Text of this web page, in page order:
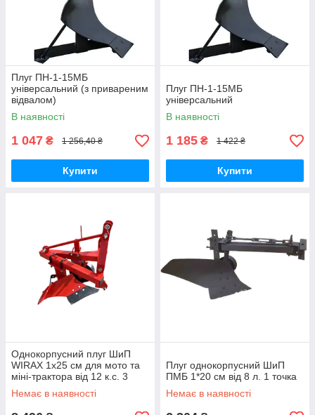
Плуг ПН-1-15МБ
універсальний (з привареним
відвалом)
В наявності
1 047 ₴ 1 256,40 ₴
Купити
Плуг ПН-1-15МБ
універсальний
В наявності
1 185 ₴ 1 422 ₴
Купити
Однокорпусний плуг ШиП
WIRAX 1х25 см для мото та
міні-трактора від 12 к.с. 3
точки
Немає в наявності
Плуг однокорпусний ШиП
ПМБ 1*20 см від 8 л. 1 точка
Немає в наявності